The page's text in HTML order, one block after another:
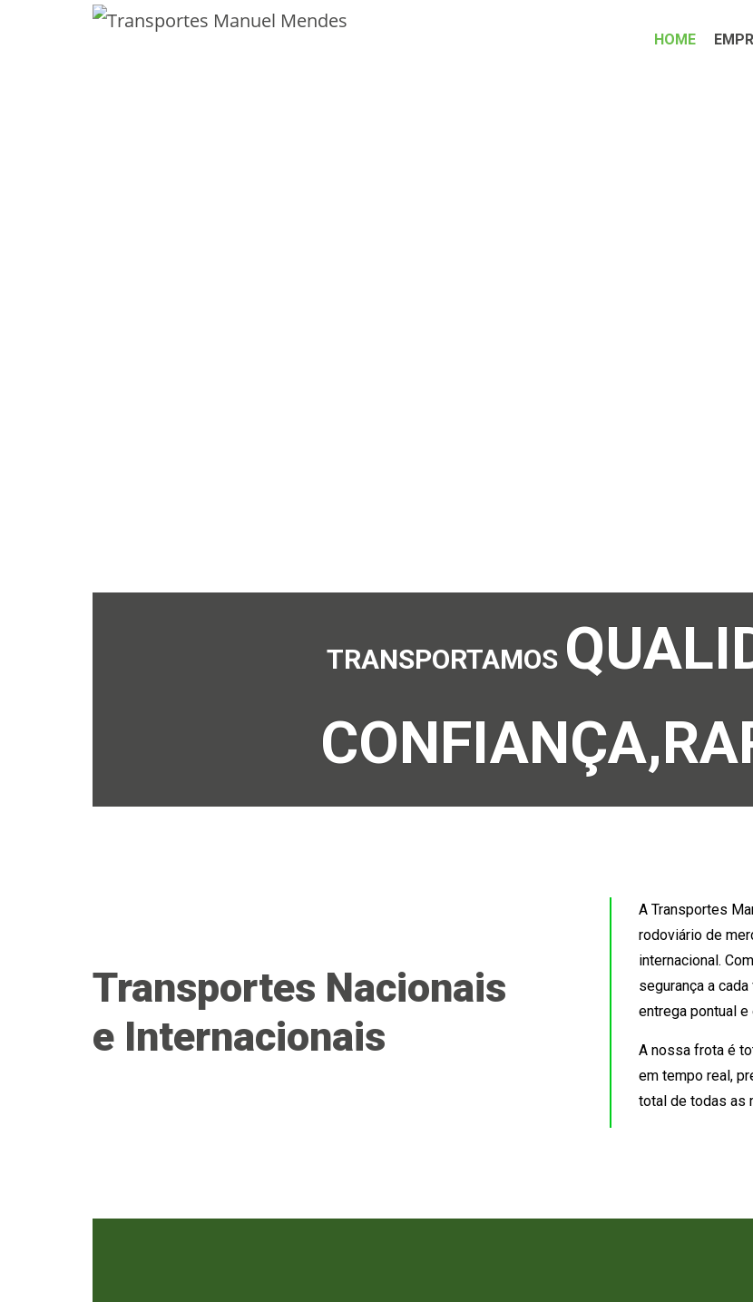
HOME
TRANSPORTAMOS
Transportes Nacionais
e Internacionais
A Transportes
rodoviário de
internacional.
segurança a
entrega pontual
A nossa frota é
em tempo real,
total de todas as